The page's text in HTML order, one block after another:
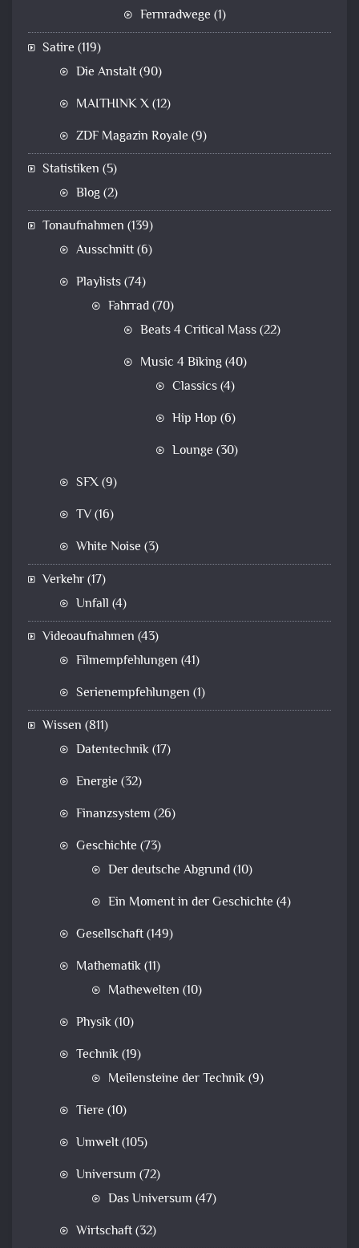
Fernradwege (1)
Satire (119)
Die Anstalt(90)
MAITHINK X(12)
ZDF Magazin Royale (9)
Statistiken (5)
Blog(2)
Tonaufnahmen (139)
Ausschnitt(6)
Playlists(74)
Fahrrad(70)
Beats 4 Critical Mass(22)
Music 4 Biking(40)
Classics(4)
Hip Hop (6)
Lounge (30)
SFX(9)
TV(16)
White Noise (3)
Verkehr(17)
Unfall (4)
Videoaufnahmen (43)
Filmempfehlungen (41)
Serienempfehlungen (1)
Wissen (811)
Datentechnik(17)
Energie (32)
Finanzsystem (26)
Geschichte (73)
Der deutsche Abgrund(10)
Ein Moment in der Geschichte (4)
Gesellschaft(149)
Mathematik(11)
Mathewelten (10)
Physik(10)
Technik(19)
Meilensteine der Technik(9)
Tiere (10)
Umwelt(105)
Universum (72)
Das Universum (47)
Wirtschaft(32)